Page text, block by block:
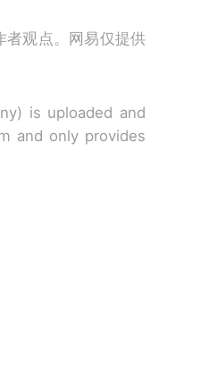
者观点。网易仅提供
is uploaded and
and only provides